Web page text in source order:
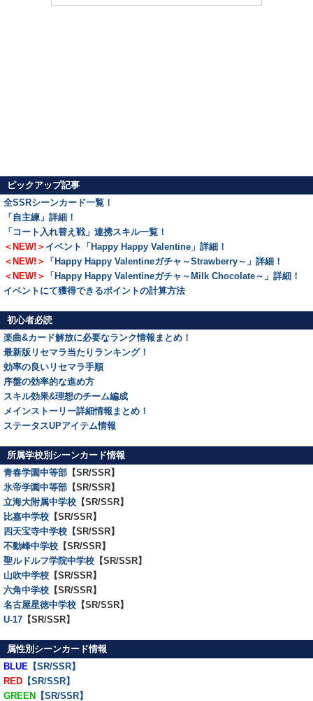
ピックアップ記事
全SSRシーンカード一覧！
「自主練」詳細！
「コート入れ替え戦」連携スキル一覧！
＜NEW!＞ イベント「Happy Happy Valentine」詳細！
＜NEW!＞
「Happy Happy Valentineガチャ～Strawberry～」詳細！
＜NEW!＞
「Happy Happy Valentineガチャ～Milk Chocolate～」詳細！
イベントにて獲得できるポイントの計算方法
初心者必読
楽曲&カード解放に必要なランク情報まとめ！
最新版リセマラ当たりランキング！
効率の良いリセマラ手順
序盤の効率的な進め方
スキル効果&理想のチーム編成
メインストーリー詳細情報まとめ！
ステータスUPアイテム情報
所属学校別シーンカード情報
青春学園中等部 【SR/SSR】
氷帝学園中等部 【SR/SSR】
立海大附属中学校 【SR/SSR】
比嘉中学校 【SR/SSR】
四天宝寺中学校 【SR/SSR】
不動峰中学校 【SR/SSR】
聖ルドルフ学院中学校 【SR/SSR】
山吹中学校 【SR/SSR】
六角中学校 【SR/SSR】
名古屋星徳中学校 【SR/SSR】
U-17 【SR/SSR】
属性別シーンカード情報
BLUE 【SR/SSR】
RED 【SR/SSR】
GREEN 【SR/SSR】